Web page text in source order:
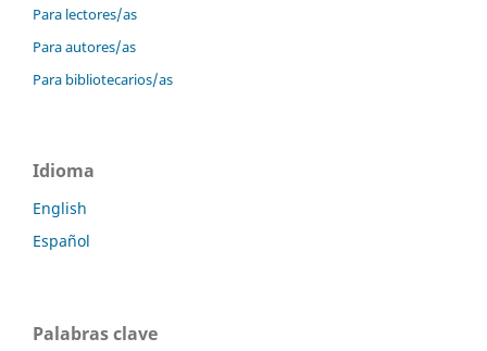
Para lectores/as
Para autores/as
Para bibliotecarios/as
Idioma
English
Español
Palabras clave